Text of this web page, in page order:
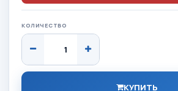
КОЛИЧЕСТВО
КУПИТЬ